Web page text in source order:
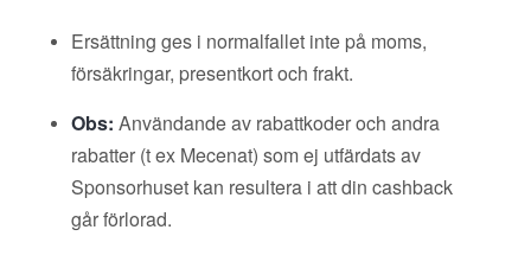
Ersättning ges i normalfallet inte på moms,
försäkringar, presentkort och frakt.
Obs: Användande av rabattkoder och andra
rabatter (t ex Mecenat) som ej utfärdats av
Sponsorhuset kan resultera i att din cashback
går förlorad.